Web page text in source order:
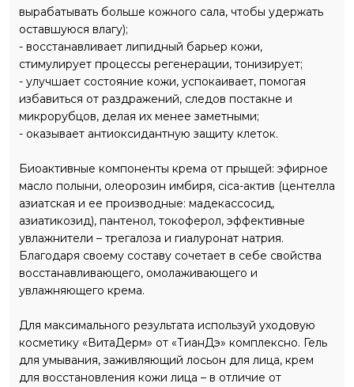
вырабатывать больше кожного сала, чтобы удержать
оставшуюся влагу);
- восстанавливает липидный барьер кожи,
стимулирует процессы регенерации, тонизирует;
- улучшает состояние кожи, успокаивает, помогая
избавиться от раздражений, следов постакне и
микрорубцов, делая их менее заметными;
- оказывает антиоксидантную защиту клеток.
Биоактивные компоненты крема от прыщей: эфирное
масло полыни, олеорозин имбиря, сica-актив (центелла
азиатская и ее производные: мадекассосид,
азиатикозид), пантенол, токоферол, эффективные
увлажнители – трегалоза и гиалуронат натрия.
Благодаря своему составу сочетает в себе свойства
восстанавливающего, омолаживающего и
увлажняющего крема.
Для максимального результата используй уходовую
косметику «ВитаДерм» от «ТианДэ» комплексно. Гель
для умывания, заживляющий лосьон для лица, крем
для восстановления кожи лица – в отличие от